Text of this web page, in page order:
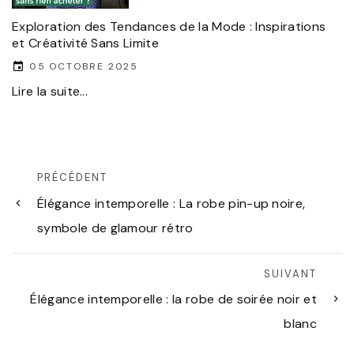
Exploration des Tendances de la Mode : Inspirations
et Créativité Sans Limite
05 OCTOBRE 2025
Lire la suite...
PRÉCÉDENT
Élégance intemporelle : La robe pin-up noire,
symbole de glamour rétro
SUIVANT
Élégance intemporelle : la robe de soirée noir et
blanc